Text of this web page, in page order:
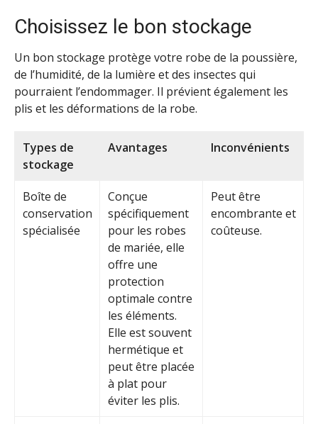
Choisissez le bon stockage
Un bon stockage protège votre robe de la poussière,
de l’humidité, de la lumière et des insectes qui
pourraient l’endommager. Il prévient également les
plis et les déformations de la robe.
Types de
stockage
Avantages Inconvénients
Boîte de
conservation
spécialisée
Conçue
spécifiquement
pour les robes
de mariée, elle
offre une
protection
optimale contre
les éléments.
Elle est souvent
hermétique et
peut être placée
à plat pour
éviter les plis.
Peut être
encombrante et
coûteuse.